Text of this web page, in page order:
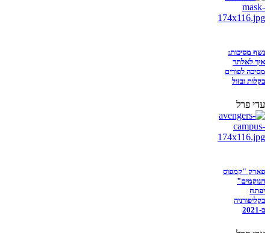
נשף מסיכות:
איך לאלתר
מסיכה לפורים
בקלות ובזול
עדי פרל
פארק "קמפוס
הנוקמים"
יפתח
בקליפורניה
ב-2021